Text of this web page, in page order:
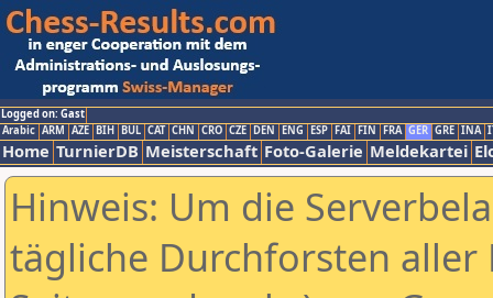
Logged on: Gast
Arabic ARM AZE BIH BUL CAT CHN CRO CZE DEN ENG ESP FAI FIN FRA GER GRE INA
Home TurnierDB Meisterschaft Foto-Galerie Meldekartei
Hinweis: Um die
tägliche Durchforsten aller